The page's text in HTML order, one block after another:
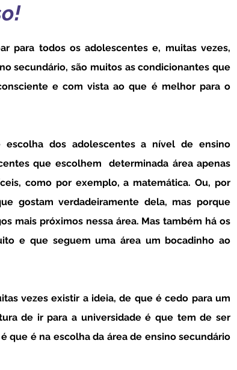
secundário, são muitos as condicionantes que
e com vista ao que é melhor para o
que escolhem  determinada área apenas
como por exemplo, a matemática. Ou, por
gostam verdadeiramente dela, mas porque
mais próximos nessa área. Mas também há os
e que seguem uma área um bocadinho ao
de ir para a universidade é que tem de ser
que é na escolha da área de ensino secundário